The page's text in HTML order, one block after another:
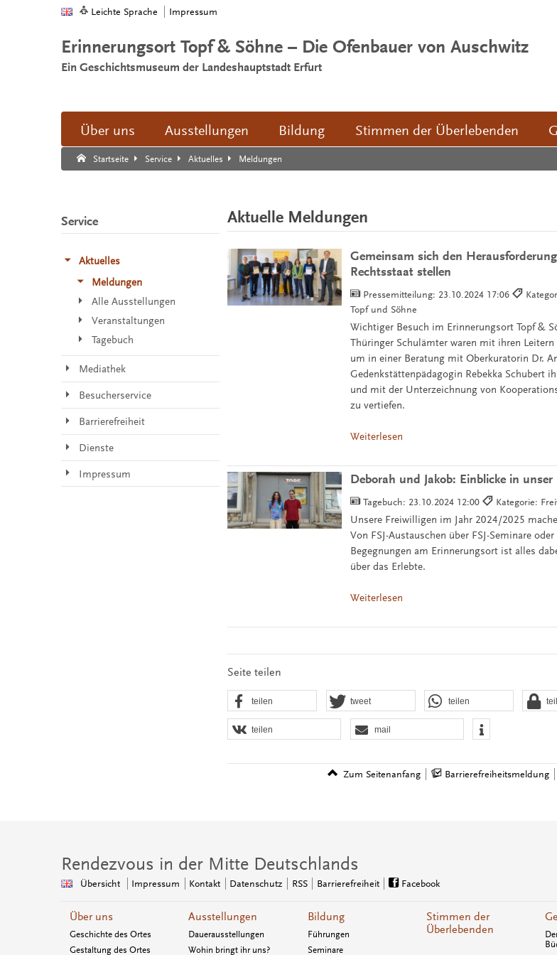
Leichte Sprache Impressum
Erinnerungsort Topf & Söhne – Die Ofenbauer von Auschwitz
Ein Geschichtsmuseum der Landeshauptstadt Erfurt
Über uns Ausstellungen Bildung Stimmen der Überlebenden
Startseite Service Aktuelles Meldungen
Suche:
Suche Ende.
Aktuelle Meldungen
Gemeinsam sich den
Rechtsstaat stellen
Pressemitteilung: 23.10.2024 17:06
Topf und Söhne
Wichtiger Besuch im Erinnerungsort Topf &
Thüringer Schulämter waren mit ihren Leitern
um in einer Beratung mit Oberkuratorin Dr.
Gedenkstättenpädagogin Rebekka Schubert
und mit der Unterzeichnung von
zu vertiefen.
Weiterlesen
Deborah und Jakob: Einblicke in unser
Tagebuch: 23.10.2024 12:00 Kategorie:
Unsere Freiwilligen im Jahr 2024/2025
Von FSJ-Austauschen über FSJ-Seminare
Begegnungen am Erinnerungsort ist alles
über das Erlebte.
Weiterlesen
Seite teilen
teilen tweet teilen
teilen mail
Zum Seitenanfang Barrierefreiheitsmeldung
Service
Aktuelles
Meldungen
Alle Ausstellungen
Veranstaltungen
Tagebuch
Mediathek
Besucherservice
Barrierefreiheit
Dienste
Impressum
Rendezvous in der Mitte Deutschlands
Übersicht Impressum Kontakt Datenschutz RSS Barrierefreiheit Facebook
Über uns
Geschichte des Ortes
Gestaltung des Ortes
Ausstellungen
Dauerausstellungen
Wohin bringt ihr uns?
Bildung
Führungen
Seminare
Stimmen der
Überlebenden